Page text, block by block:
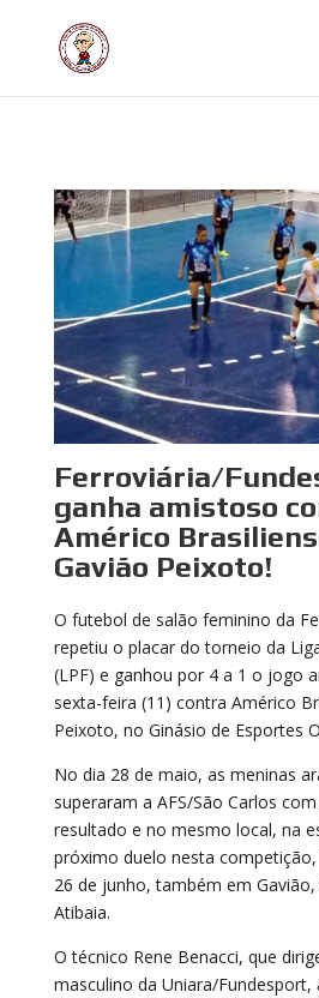
Ferroviária/
ganha amistoso
Américo
Gavião Peixoto!
O futebol de salão feminino da
repetiu o placar do torneio da
(LPF) e ganhou por 4 a 1 o jogo
sexta-feira (11) contra Américo
Peixoto, no Ginásio de Esportes
No dia 28 de maio, as meninas
superaram a AFS/São Carlos
resultado e no mesmo local, na
próximo duelo nesta
26 de junho, também em
Atibaia.
O técnico Rene Benacci, que
masculino da Uniara/Fundesport,